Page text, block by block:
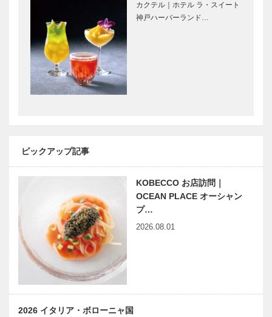
カクテル｜ホテル ラ・スイート
神戸ハーバーランド…
ピックアップ記事
KOBECCO お店訪問｜
OCEAN PLACE オーシャン
プ…
2026.08.01
2026 イタリア・ボローニャ国